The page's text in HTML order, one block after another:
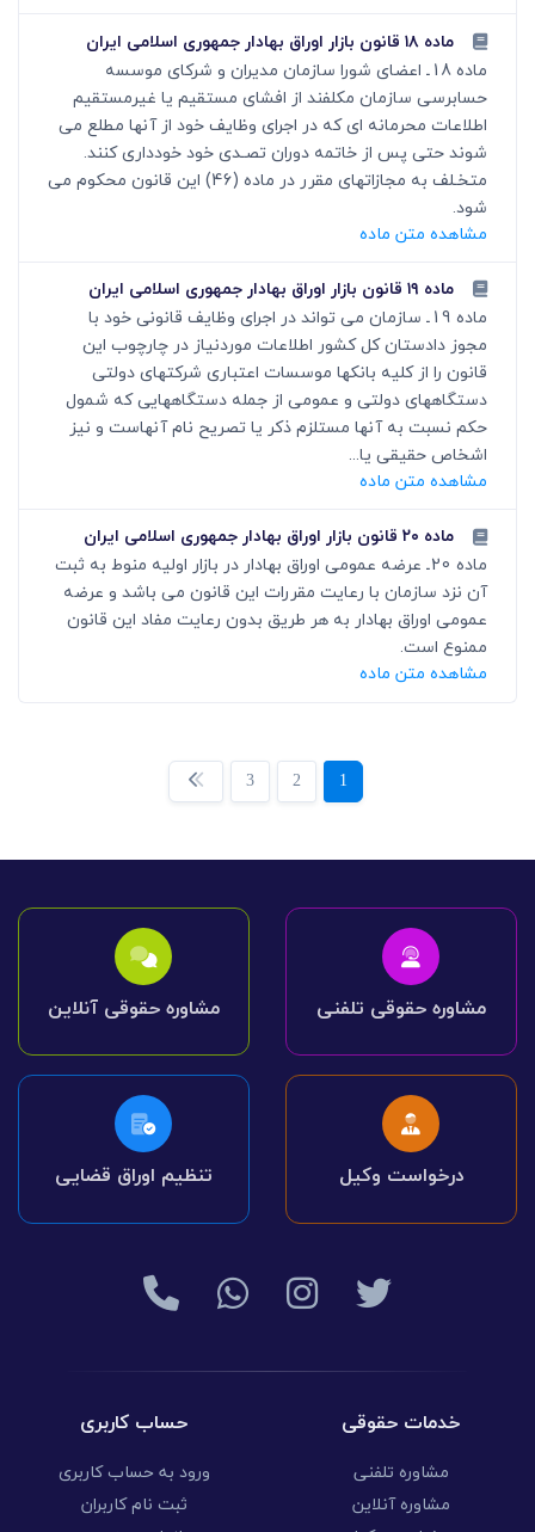
ماده ۱۸ قانون بازار اوراق بهادار جمهوری اسلامی ایران
ماده 18ـ اعضای شورا سازمان مدیران و شرکای موسسه
حسابرسی سازمان مکلفند از افشای مستقیم یا غیرمستقیم
اطلاعات محرمانه ای که در اجرای وظایف خود از آنها مطلع می
شوند حتی پس از خاتمه دوران تصـدی خود خودداری کنند.
متخـلف به مجازاتهای مقرر در ماده (46) این قانون محکوم می
شود.
مشاهده متن ماده
ماده ۱۹ قانون بازار اوراق بهادار جمهوری اسلامی ایران
ماده 19ـ سازمان می تواند در اجرای وظایف قانونی خود با
مجوز دادستان کل کشور اطلاعات موردنیاز در چارچوب این
قانون را از کلیه بانکها موسسات اعتباری شرکتهای دولتی
دستگاههای دولتی و عمومی از جمله دستگاههایی که شمول
حکم نسبت به آنها مستلزم ذکر یا تصریح نام آنهاست و نیز
اشخاص حقیقی یا...
مشاهده متن ماده
ماده ۲۰ قانون بازار اوراق بهادار جمهوری اسلامی ایران
ماده 20ـ عرضه عمومی اوراق بهادار در بازار اولیه منوط به ثبت
آن نزد سازمان با رعایت مقررات این قانون می باشد و عرضه
عمومی اوراق بهادار به هر طریق بدون رعایت مفاد این قانون
ممنوع است.
مشاهده متن ماده
3 2 1
مشاوره حقوقی تلفنی مشاوره حقوقی آنلاین
درخواست وکیل تنظیم اوراق قضایی
خدمات حقوقی
مشاوره تلفنی
مشاوره آنلاین
حساب کاربری
ورود به حساب کاربری
ثبت نام کاربران